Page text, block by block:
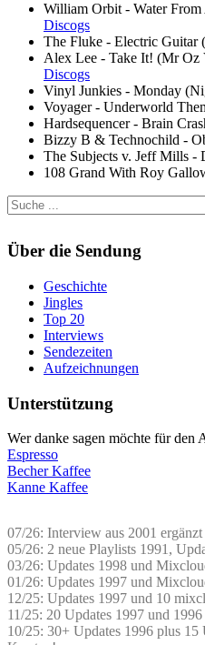
William Orbit - Water
Discogs
The Fluke - Electric Guitar
Alex Lee - Take It! (Mr Oz
Discogs
Vinyl Junkies - Monday
Voyager - Underworld
Hardsequencer - Brain
Bizzy B & Technochild -
The Subjects v. Jeff Mills -
108 Grand With Roy
Über die Sendung
Geschichte
Jingles
Top 20
Interviews
Sendezeiten
Aufzeichnungen
Unterstützung
Wer danke sagen möchte für den
Espresso
Becher Kaffee
Kanne Kaffee
07/26: Interview aus 2001 ergänzt
05/26: 2 neue Playlists 1991,
03/26: Updates 1998 und
01/26: Updates 1997 und
12/25: Updates 1997 und 10
11/25: 20 Updates 1997 und 1996
10/25: 30+ Updates 1996 plus